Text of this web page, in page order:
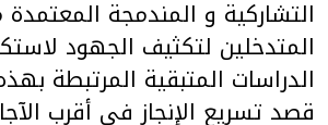
التشاركية و المندمجة
المتدخلين لتكثيف الجهود
الدراسات المتبقية المرتبطة
قصد تسريع الإنجاز في أقرب